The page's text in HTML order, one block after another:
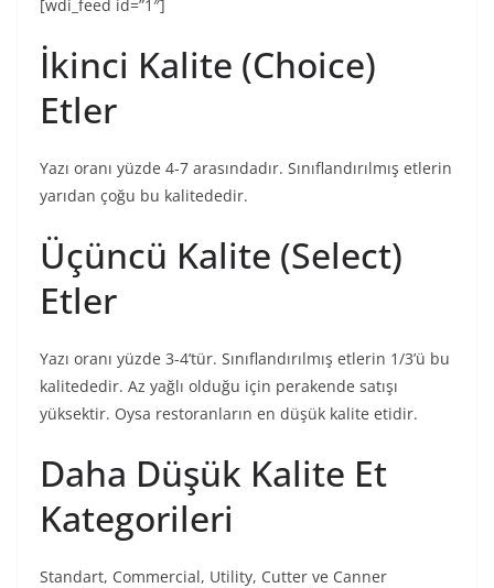
[wdi_feed id=”1″]
İkinci Kalite (Choice)
Etler
Yazı oranı yüzde 4-7 arasındadır. Sınıflandırılmış etlerin
yarıdan çoğu bu kalitededir.
Üçüncü Kalite (Select)
Etler
Yazı oranı yüzde 3-4’tür. Sınıflandırılmış etlerin 1/3’ü bu
kalitededir. Az yağlı olduğu için perakende satışı
yüksektir. Oysa restoranların en düşük kalite etidir.
Daha Düşük Kalite Et
Kategorileri
Standart, Commercial, Utility, Cutter ve Canner